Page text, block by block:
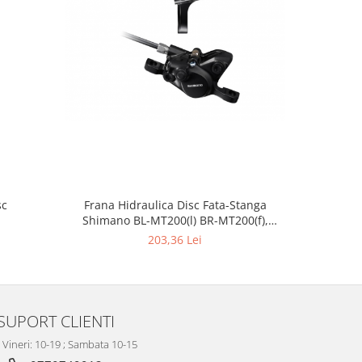
Frana Hidraulica Disc Fata-Stanga
Shimano BL-MT200(l) BR-MT200(f),
Conducta 1000mm
203,36 Lei
CLIENTI
10-19 ; Sambata 10-15